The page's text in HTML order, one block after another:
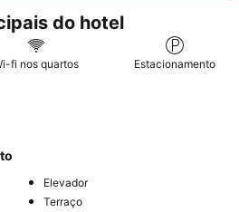
simpáticos e prestativos
limpeza, que contribui para uma
uma estadia mais confortável, os
de ruído e humidade.
do hotel
fi nos quartos Estacionamento
Elevador
Terraço